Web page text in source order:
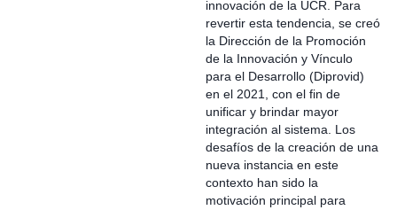
innovación de la UCR. Para
revertir esta tendencia, se creó
la Dirección de la Promoción
de la Innovación y Vínculo
para el Desarrollo (Diprovid)
en el 2021, con el fin de
unificar y brindar mayor
integración al sistema. Los
desafíos de la creación de una
nueva instancia en este
contexto han sido la
motivación principal para